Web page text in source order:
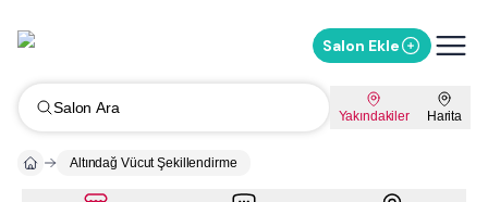
Salon Ekle
Salon Ara Yakındakiler Harita
Altındağ Vücut Şekillendirme